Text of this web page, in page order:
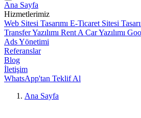
Ana Sayfa
Hizmetlerimiz
Web Sitesi Tasarımı E-Ticaret Sitesi
Transfer Yazılımı Rent A Car Yazılımı
Ads Yönetimi
Referanslar
Blog
İletişim
WhatsApp'tan Teklif Al
Ana Sayfa